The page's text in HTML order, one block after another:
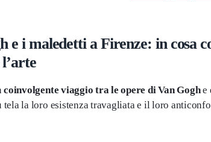
e i maledetti a Firenze: in cosa
coinvolgente viaggio tra le opere di Van Goghe
tela la loro esistenza travagliata e il loro